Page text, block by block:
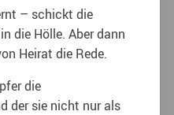
– schickt die
die Hölle. Aber dann
Heirat die Rede.
die
der sie nicht nur als